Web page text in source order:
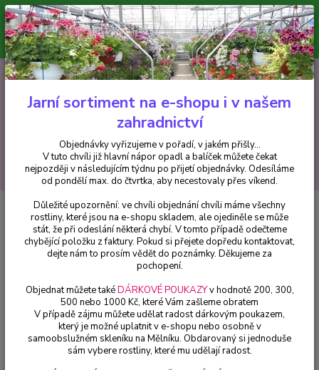
Minimální hodnota pro odeslání z e-shopu je 300 Kč.
V tuto chvíli již hlavní nápor objednávek opadl a balíček můžete čekat
nejpozději v následujícím týdnu po přijetí objednávky. Objednávky
vyřizujeme v pořadí, v jakém přišly...
CZK
Hledat
+420 602 223 614 0ks
za0 Kč
Balkónové rostliny
Surfínie Black magic - cena za kus v 3-
kusovém balení
Surfínie Black magic - cena za kus
v 3-kusovém balení
Jarní sortiment na e-shopu i v našem
zahradnictví
Objednávky vyřizujeme v pořadí, v jakém přišly...
V tuto chvíli již hlavní nápor opadl a balíček můžete čekat
nejpozději v následujícím týdnu po přijetí objednávky. Odesíláme
od pondělí max. do čtvrtka, aby necestovaly přes víkend.
Důležité upozornění: ve chvíli objednání chvíli máme všechny
rostliny, které jsou na e-shopu skladem, ale ojediněle se může
stát, že při odeslání některá chybí. V tomto případě odečteme
chybějící položku z faktury. Pokud si přejete dopředu kontaktovat,
dejte nám to prosím vědět do poznámky. Děkujeme za
pochopení.
Objednat můžete takéDÁRKOVÉ POUKAZYv hodnotě 200, 300,
500 nebo 1000 Kč, které Vám zašleme obratem
V případě zájmu můžete udělat radost dárkovým poukazem,
který je možné uplatnit v e-shopu nebo osobně v
samoobslužném skleníku na Mělníku. Obdarovaný si jednoduše
sám vybere rostliny, které mu udělají radost.